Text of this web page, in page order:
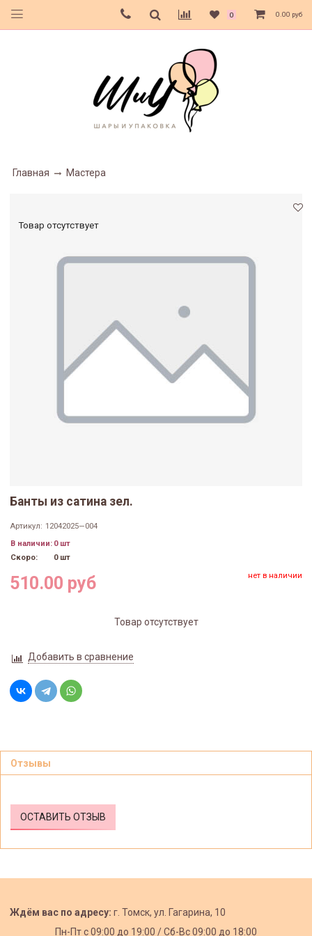
0 0.00 руб
Главная Мастера
Товар отсутствует
Банты из сатина зел.
Артикул: 12042025—004
В наличии: 0 шт
Скоро:
0 шт
510.00 руб нет в наличии
Товар отсутствует
Добавить в сравнение
Отзывы
ОСТАВИТЬ ОТЗЫВ
Ждём вас по адресу: г. Томск, ул. Гагарина, 10
Пн-Пт с09:00 до 19:00 /Сб-Вс 09:00 до 18:00